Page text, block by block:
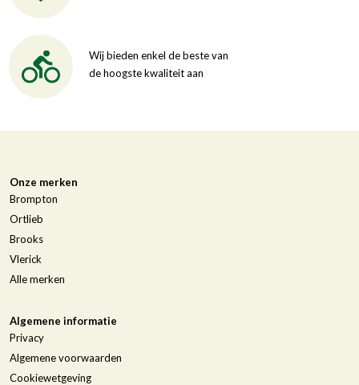
Wij bieden enkel de beste van
de hoogste kwaliteit aan
Onze merken
Brompton
Ortlieb
Brooks
Vlerick
Alle merken
Algemene informatie
Privacy
Algemene voorwaarden
Cookiewetgeving